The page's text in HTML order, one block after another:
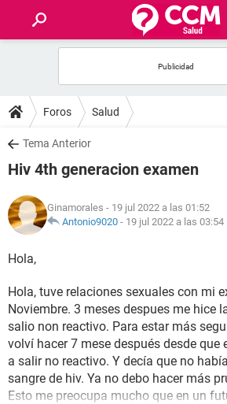
FOROS
SALUD
NUTRICIÓN
BIENESTAR
SEXUALIDAD
GLOSARIO
Foros Salud
Tema Anterior
Hiv 4th generacion examen
Ginamorales - 19 jul 2022 a las 01:52
Antonio9020 - 19 jul 2022 a las 03:54
Hola,
Hola, tuve relaciones sexuales con mi
Noviembre. 3 meses despues me hice
salio non reactivo. Para estar más
volví hacer 7 mese después desde que
a salir no reactivo. Y decía que no
sangre de hiv. Ya no debo hacer más
Esto me preocupa mucho que en un